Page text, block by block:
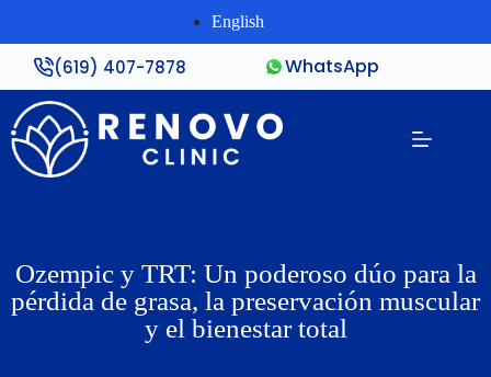
English
(619) 407-7878 WhatsApp
Ozempic y TRT: Un poderoso dúo para la
pérdida de grasa, la preservación muscular
y el bienestar total